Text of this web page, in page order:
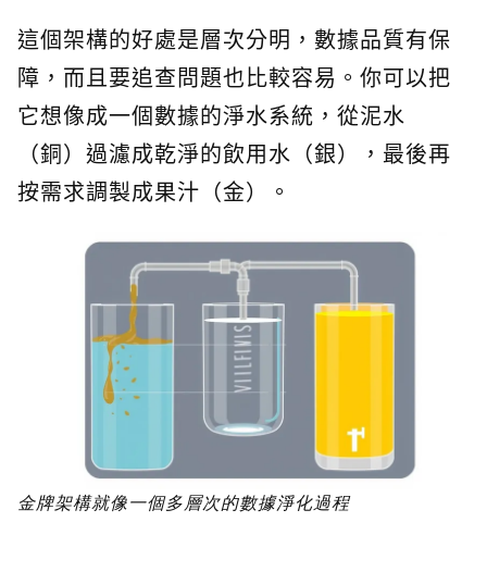
這個架構的好處是層次分明，數據品質有保
障，而且要追查問題也比較容易。你可以把
它想像成一個數據的淨水系統，從泥水
（銅）過濾成乾淨的飲用水（銀），最後再
按需求調製成果汁（金）。
金牌架構就像一個多層次的數據淨化過程